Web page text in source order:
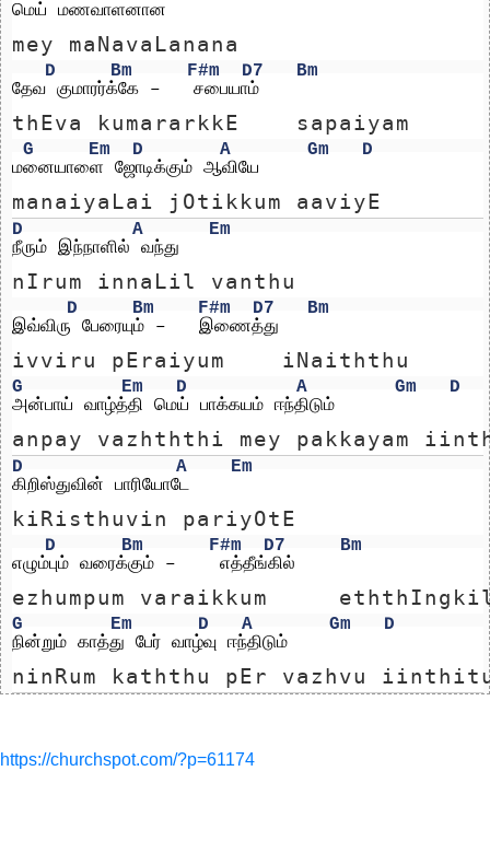
மெய் மணவாளனான
mey maNavaLanana
D Bm F#m D7
Bm
தேவ குமாரர்க்கே –   சபையாம்
thEva kumararkkE    sapaiyam
G Em D A Gm
D
மனையாளை ஜோடிக்கும் ஆவியே
manaiyaLai jOtikkum aaviyE
D A
Em
நீரும் இந்நாளில் வந்து
nIrum innaLil vanthu
D Bm F#m D7
Bm
இவ்விரு பேரையும் –   இணைத்து
ivviru pEraiyum    iNaiththu
G Em D A Gm
D
அன்பாய் வாழ்த்தி மெய் பாக்கயம் ஈந்திடும்
anpay vazhththi mey pakkayam
D A
Em
கிறிஸ்துவின் பாரியோடே
kiRisthuvin pariyOtE
D Bm F#m D7
Bm
எழும்பும் வரைக்கும் –    எத்தீங்கில்
ezhumpum varaikkum
G Em D A Gm
D
நின்றும் காத்து பேர் வாழ்வு ஈந்திடும்
ninRum kaththu pEr vazhvu
https://churchspot.com/?p=61174